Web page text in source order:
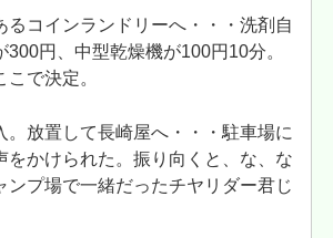
るコインランドリーへ・・・洗剤自
300円、中型乾燥機が100円10分。
で決定。
。放置して長崎屋へ・・・駐車場に
をかけられた。振り向くと、な、な
ンプ場で一緒だったチヤリダー君じ